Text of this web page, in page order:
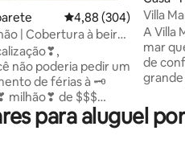
4,88 de uma
4,88 (304)
| Cobertura à beira-
não poderia pedir um
de férias à 🗝
milhão❣ de $$$
da☮
de vistas
Villa
A Villa
mar
de
grande
mar, é
procuram
para aluguel